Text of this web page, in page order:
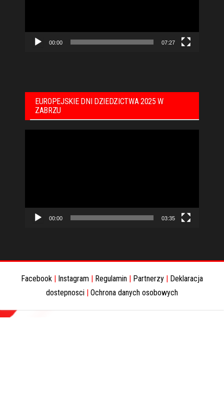
00:00 07:27
EUROPEJSKIE DNI DZIEDZICTWA 2025 W
ZABRZU
00:00 03:35
Facebook | Instagram | Regulamin | Partnerzy | Deklaracja
dostepnosci | Ochrona danych osobowych